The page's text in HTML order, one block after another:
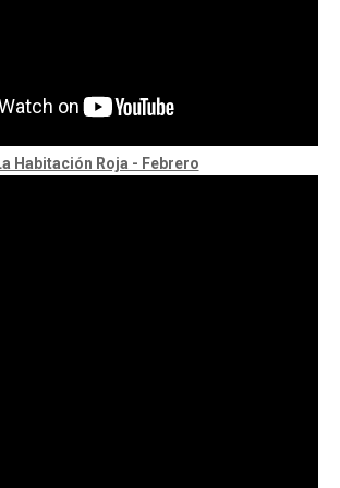
Habitación Roja - Febrero